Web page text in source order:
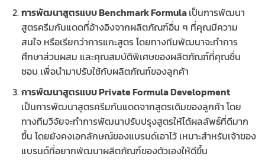
การพัฒนาสูตรแบบ Benchmark Formulaเป็นการพัฒนา
สูตรครีมกันแดดที่อ้างอิงจากผลิตภัณฑ์อื่น ๆ ที่คุณมีความ
สนใจ หรือเรียกว่าการแกะสูตร โดยทางทีมพัฒนาจะทำการ
ศึกษาส่วนผสม และคุณสมบัติพิเศษของผลิตภัณฑ์ที่คุณชื่น
ชอบ เพื่อนำมาปรับใช้กับผลิตภัณฑ์ของลูกค้า
การพัฒนาสูตรแบบ Private Formula Development
เป็นการพัฒนาสูตรครีมกันแดดจากสูตรเดิมของลูกค้า โดย
ทางทีมวิจัยจะทำการพัฒนาปรับปรุงสูตรให้ได้ผลลัพธ์ที่ดีมาก
ขึ้น โดยยังคงเอกลักษณ์ของแบรนด์เอาไว้ เหมาะสำหรับเจ้าของ
แบรนด์ที่อยากพัฒนาผลิตภัณฑ์ของตัวเองให้ดีขึ้น